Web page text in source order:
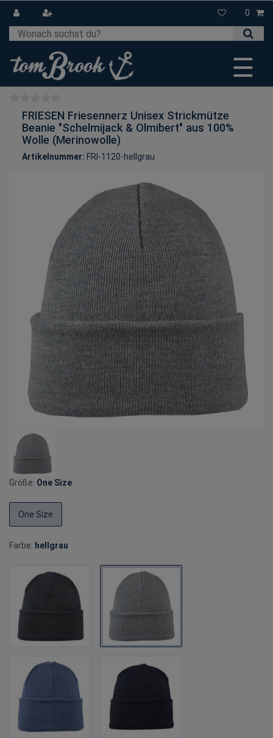
0
☰
FRIESEN Friesennerz Unisex Strickmütze
Beanie "Schelmijack & Olmibert" aus 100%
Wolle (Merinowolle)
Artikelnummer: FRI-1120-hellgrau
Größe: One Size
One Size
Farbe: hellgrau